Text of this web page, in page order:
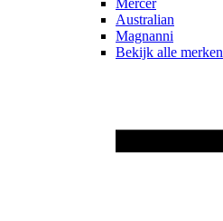
Mercer
Australian
Magnanni
Bekijk alle merken